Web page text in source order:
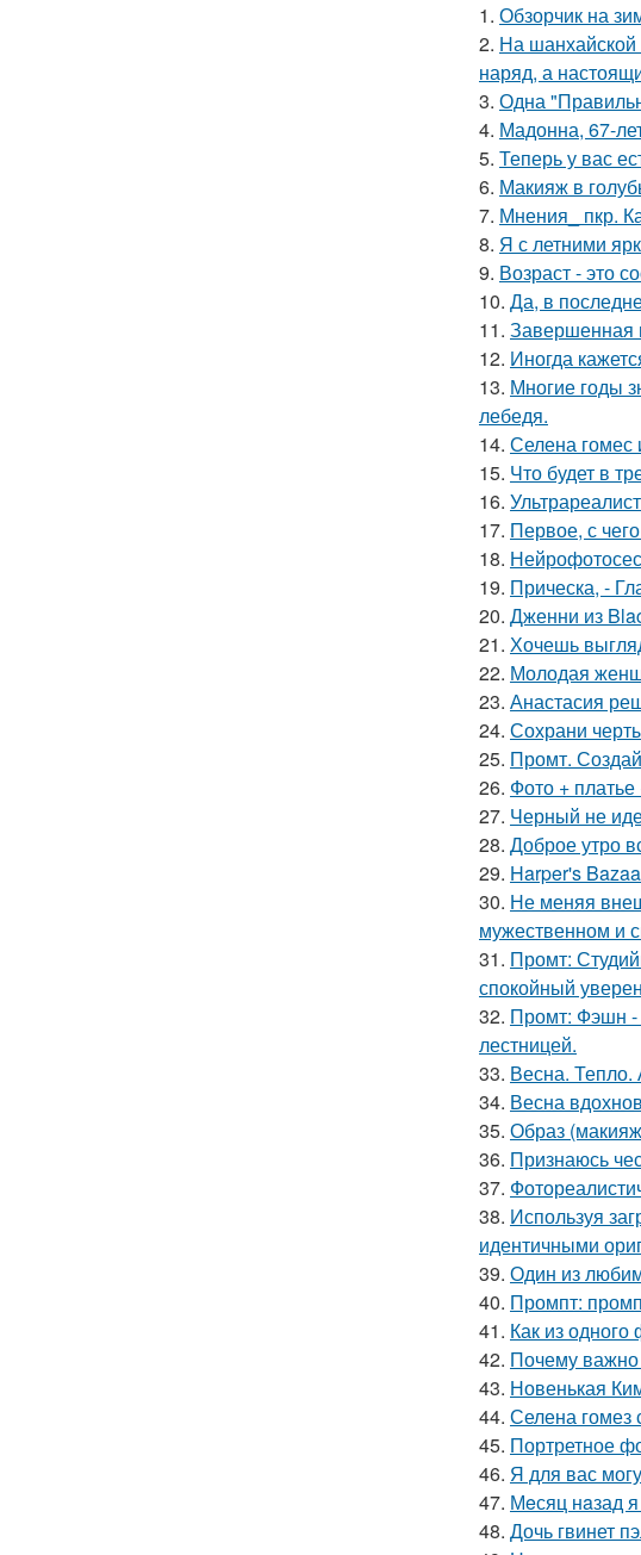
1. Обзорчик на
2. На
наряд, а
3. Одна
4. Мадонна, 67-
5. Теперь у вас
6. Макияж в
7. Мнения_ пкр.
8. Я с летними
9. Возраст - это
10. Да, в
11. Завершенная
12. Иногда
13. Многие годы
лебедя.
14. Селена гомес
15. Что будет в
16.
17. Первое, с
18.
19. Прическа, -
20. Дженни из
21. Хочешь
22. Молодая
23. Анастасия
24. Сохрани
25. Промт.
26. Фото +
27. Черный не
28. Доброе утро
29. Harper's
30. Не меняя
мужественном и
31. Промт:
спокойный
32. Промт: Фэшн -
лестницей.
33. Весна. Тепло.
34. Весна
35. Образ
36. Признаюсь
37.
38. Используя
идентичными
39. Один из
40. Промпт:
41. Как из одного
42. Почему важно
43. Новенькая
44. Селена гомез
45. Портретное
46. Я для вас
47. Мeсяц нaзад
48. Дочь гвинет